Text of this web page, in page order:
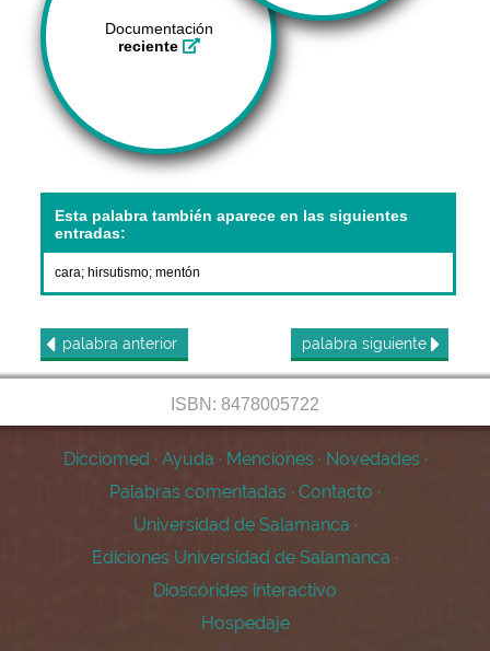
Documentación
reciente
Esta palabra también aparece en las siguientes
entradas:
cara; hirsutismo;mentón
palabra anterior palabra siguiente
ISBN: 8478005722
Dicciomed · Ayuda · Menciones · Novedades ·
Palabras comentadas · Contacto ·
Universidad de Salamanca ·
Ediciones Universidad de Salamanca ·
Dioscórides interactivo
Hospedaje